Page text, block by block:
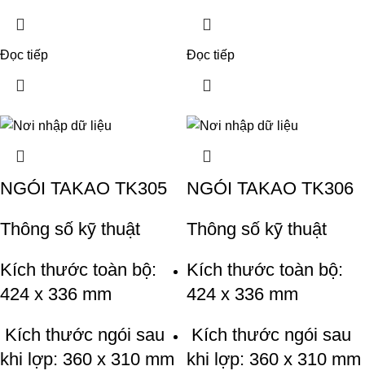
Đọc tiếp Đọc tiếp
NGÓI TAKAO TK305
Thông số kỹ thuật
Kích thước toàn bộ:
424 x 336 mm
Kích thước ngói sau
khi lợp: 360 x 310 mm
NGÓI TAKAO TK306
Thông số kỹ thuật
Kích thước toàn bộ:
424 x 336 mm
Kích thước ngói sau
khi lợp: 360 x 310 mm